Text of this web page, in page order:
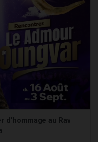
d'hommage au Rav